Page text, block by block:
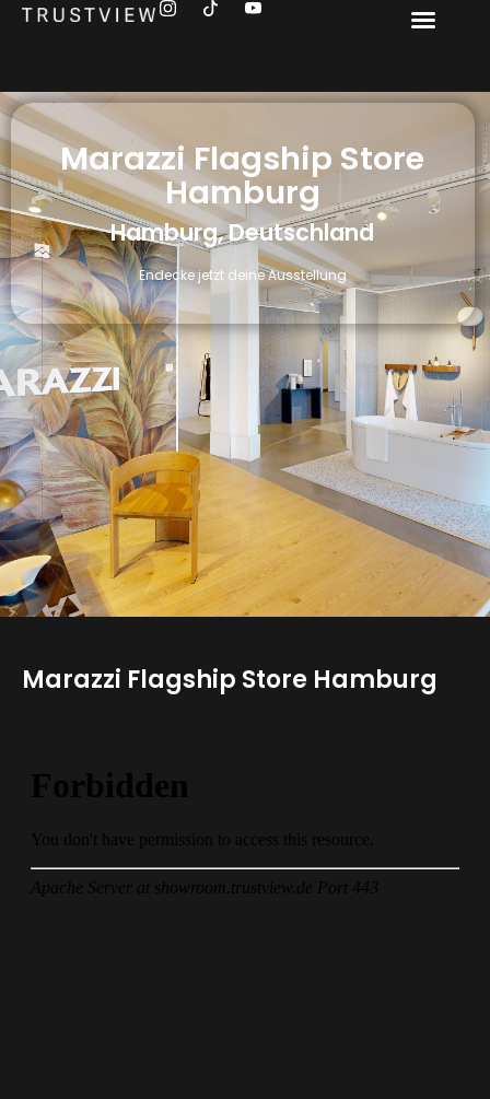
Marazzi Flagship Store
Hamburg
Hamburg, Deutschland
Endecke jetzt deine Ausstellung
Marazzi Flagship Store Hamburg